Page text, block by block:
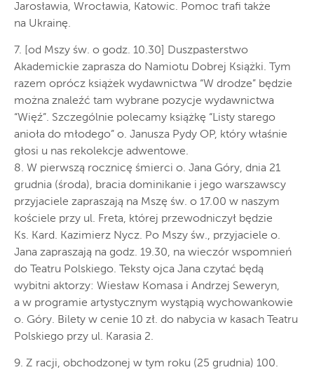
Jarosławia, Wrocławia, Katowic. Pomoc trafi także
na Ukrainę.
7. [od Mszy św. o godz. 10.30] Duszpasterstwo
Akademickie zaprasza do Namiotu Dobrej Książki. Tym
razem oprócz książek wydawnictwa “W drodze” będzie
można znaleźć tam wybrane pozycje wydawnictwa
“Więź”. Szczególnie polecamy książkę “Listy starego
anioła do młodego” o. Janusza Pydy OP, który właśnie
głosi u nas rekolekcje adwentowe.
8. W pierwszą rocznicę śmierci o. Jana Góry, dnia 21
grudnia (środa), bracia dominikanie i jego warszawscy
przyjaciele zapraszają na Mszę św. o 17.00 w naszym
kościele przy ul. Freta, której przewodniczył będzie
Ks. Kard. Kazimierz Nycz. Po Mszy św., przyjaciele o.
Jana zapraszają na godz. 19.30, na wieczór wspomnień
do Teatru Polskiego. Teksty ojca Jana czytać będą
wybitni aktorzy: Wiesław Komasa i Andrzej Seweryn,
a w programie artystycznym wystąpią wychowankowie
o. Góry. Bilety w cenie 10 zł. do nabycia w kasach Teatru
Polskiego przy ul. Karasia 2.
9. Z racji, obchodzonej w tym roku (25 grudnia) 100.